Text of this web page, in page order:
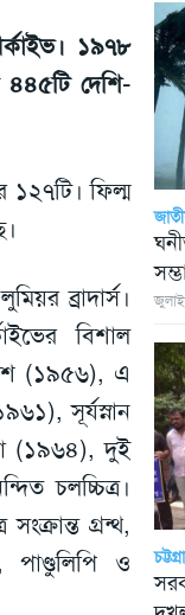
১৯৭৮
৪৪৫টি দেশি-
১২৭টি। ফিল্ম
ব্রাদার্স।
বিশাল
(১৯৫৬), এ
সূর্যস্নান
(১৯৬৪), দুই
চলচ্চিত্র।
গ্রন্থ,
পাণ্ডুলিপি ও